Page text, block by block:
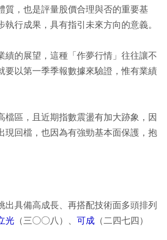
，也是評量股價合理與否的重要基
行成果，具有指引未來方向的意義。
的展望，這種「作夢行情」往往讓不
要以第一季季報數據來驗證，惟有業績
區，且近期指數震盪有加大跡象，因
現回檔，也因為有強勁基本面保護，抱
具備高成長、再搭配技術面多頭排列
光 （三○○八）、 可成 （二四七四）